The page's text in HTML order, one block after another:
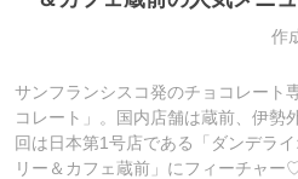
作
サンフランシスコ発のチョコレート
コレート」。国内店舗は蔵前、伊勢
回は日本第1号店である「ダンデラ
リー＆カフェ蔵前」にフィーチャ